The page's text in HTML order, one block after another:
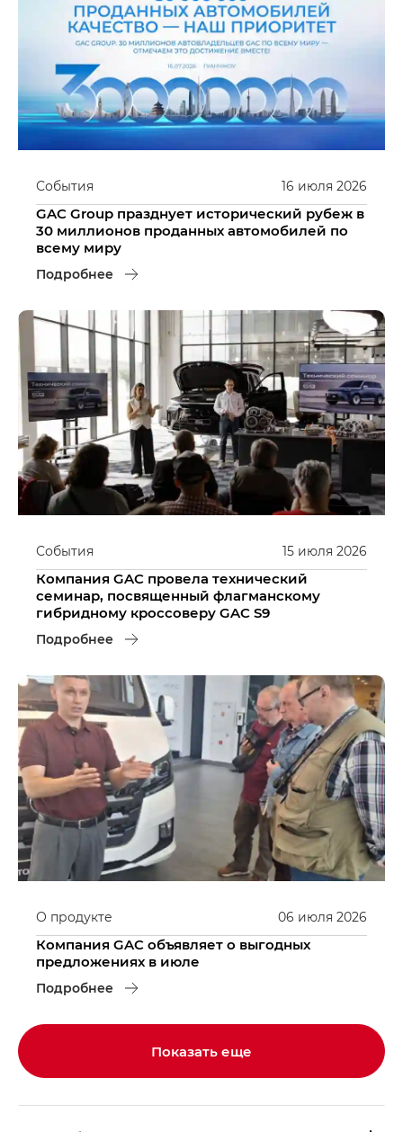
16 июля 2026
События
GAC Group празднует исторический рубеж в
30 миллионов проданных автомобилей по
всему миру
Подробнее
15 июля 2026
События
Компания GAC провела технический
семинар, посвященный флагманскому
гибридному кроссоверу GAC S9
Подробнее
06 июля 2026
О продукте
Компания GAC объявляет о выгодных
предложениях в июле
Подробнее
Показать еще